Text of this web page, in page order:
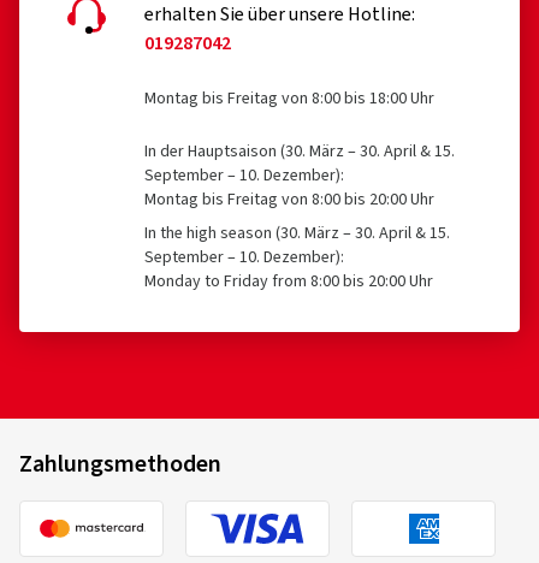
erhalten Sie über unsere Hotline:
019287042
Montag bis Freitag von 8:00 bis 18:00 Uhr
In der Hauptsaison (30. März – 30. April & 15.
September – 10. Dezember):
Montag bis Freitag von 8:00 bis 20:00 Uhr
In the high season (30. März – 30. April & 15.
September – 10. Dezember):
Monday to Friday from 8:00 bis 20:00 Uhr
Zahlungsmethoden